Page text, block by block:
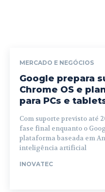
MERCADO E NEGÓCIOS
Google prepara
Chrome OS e
para PCs e
Com suporte previsto até
fase final enquanto o
plataforma baseada em
inteligência artificial
INOVATEC